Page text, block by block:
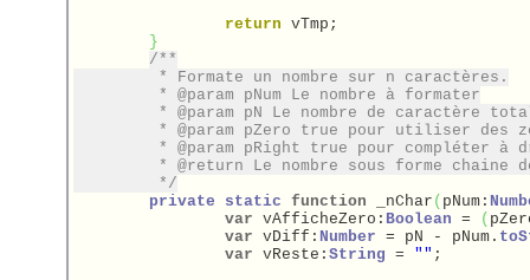
return vTmp;
}
/**
	 */
private
static function _nChar ( pNum:
var vAfficheZero: Boolean = (
var vDiff: Number = pN - pNum.
var vReste: String = "" ;